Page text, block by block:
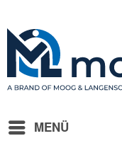
MENÜ